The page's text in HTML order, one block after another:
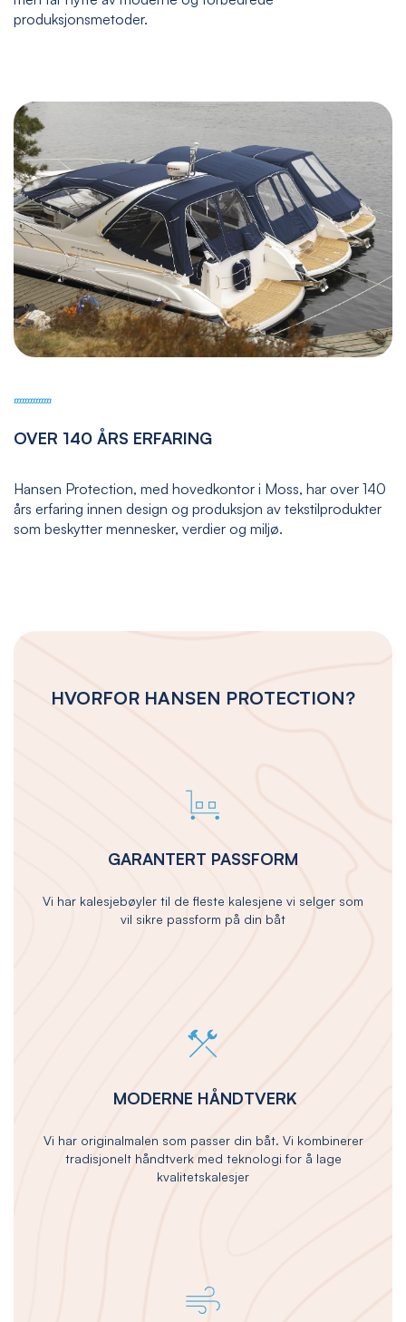
produksjonsmetoder.
OVER 140 ÅRS ERFARING
Hansen Protection, med hovedkontor i Moss, har over 140
års erfaring innen design og produksjon av tekstilprodukter
som beskytter mennesker, verdier og miljø.
HVORFOR HANSEN PROTECTION?
GARANTERT PASSFORM
Vi har kalesjebøyler til de fleste kalesjene vi selger som
vil sikre passform på din båt
MODERNE HÅNDTVERK
Vi har originalmalen som passer din båt. Vi kombinerer
tradisjonelt håndtverk med teknologi for å lage
kvalitetskalesjer